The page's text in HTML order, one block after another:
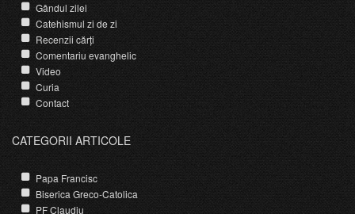
Gândul zilei
Catehismul zi de zi
Recenzii cărți
Comentariu evanghelic
Video
Curia
Contact
CATEGORII ARTICOLE
Papa Francisc
Biserica Greco-Catolica
PF Claudiu